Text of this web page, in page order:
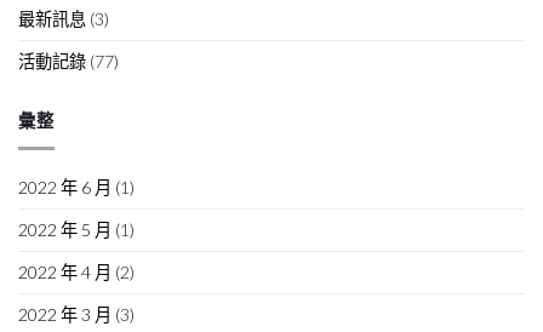
最新訊息 (3)
活動記錄 (77)
彙整
2022 年 6 月 (1)
2022 年 5 月 (1)
2022 年 4 月 (2)
2022 年 3 月 (3)